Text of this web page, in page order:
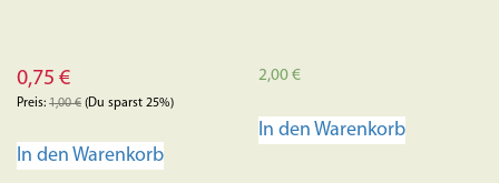
0,75 €
Preis: 1,00€ (Du sparst 25%)
In den Warenkorb
2,00€
In den Warenkorb